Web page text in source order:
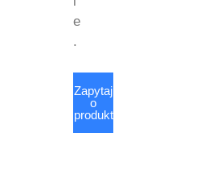
e
.
Zapytaj
o
produkt